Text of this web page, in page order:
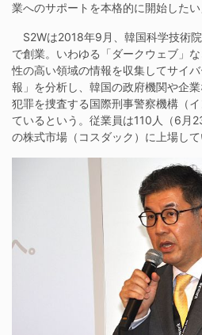
業へのサポートを本格的に開始したい
S2Wは2018年9月、韓国科学技術
で創業。いわゆる「ダークウェブ」
性の高い領域の情報を収集してサイ
報」を分析し、韓国の政府機関や企
犯罪を捜査する国際刑事警察機構（
ているという。従業員は110人（6月
の株式市場（コスダック）に上場して